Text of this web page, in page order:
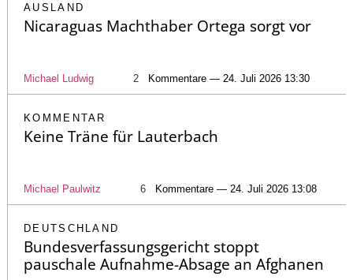
AUSLAND
Nicaraguas Machthaber Ortega sorgt vor
Michael Ludwig 2 Kommentare — 24. Juli 2026 13:30
KOMMENTAR
Keine Träne für Lauterbach
Michael Paulwitz 6 Kommentare — 24. Juli 2026 13:08
DEUTSCHLAND
Bundesverfassungsgericht stoppt
pauschale Aufnahme-Absage an Afghanen